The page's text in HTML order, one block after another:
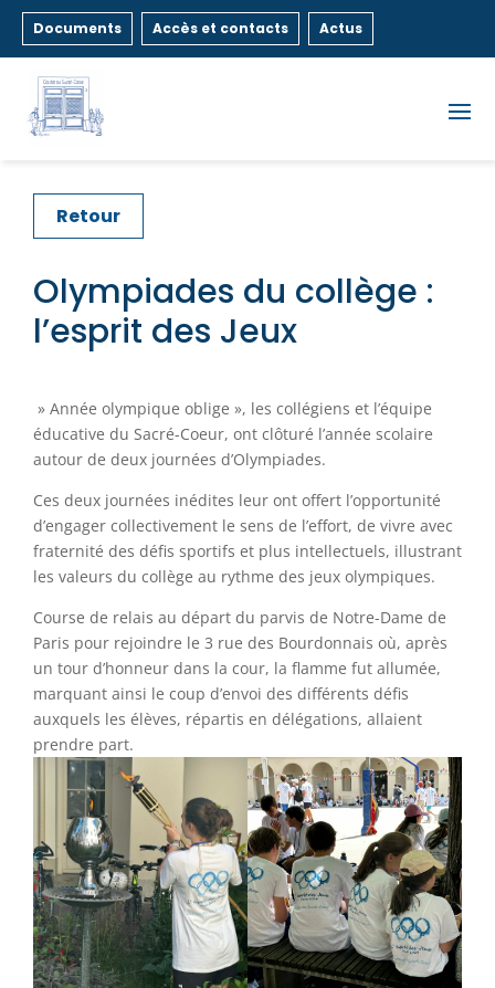
Documents Accès et contacts Actus
Retour
Olympiades du collège :
l’esprit des Jeux
» Année olympique oblige », les collégiens et l’équipe
éducative du Sacré-Coeur, ont clôturé l’année scolaire
autour de deux journées d’Olympiades.
Ces deux journées inédites leur ont offert l’opportunité
d’engager collectivement le sens de l’effort, de vivre avec
fraternité des défis sportifs et plus intellectuels, illustrant
les valeurs du collège au rythme des jeux olympiques.
Course de relais au départ du parvis de Notre-Dame de
Paris pour rejoindre le 3 rue des Bourdonnais où, après
un tour d’honneur dans la cour, la flamme fut allumée,
marquant ainsi le coup d’envoi des différents défis
auxquels les élèves, répartis en délégations, allaient
prendre part.